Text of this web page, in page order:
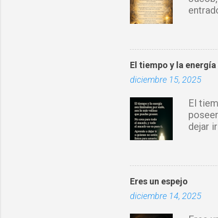
s
con tu
nuevo
El tiempo y la
diciembre 15, 2025
El
dejar
Eres un espejo
diciembre 14, 2025